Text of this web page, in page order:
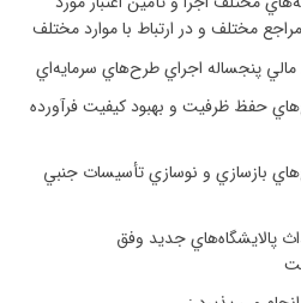
مختلف و در ارتباط با موارد مختلف
مالي پنجساله اجراي طرح‌هاي سرمايه‌اي
حفظ ظرفيت و بهبود كيفيت فرآورده
بازسازي و نوسازي تأسيسات جنبي
پالايشگاه‌هاي جديد وفق